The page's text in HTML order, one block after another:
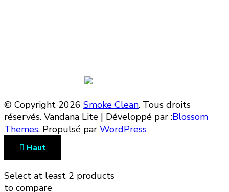
© Copyright 2026 Smoke Clean. Tous droits
réservés. Vandana Lite | Développé par :Blossom
Themes. Propulsé par WordPress
Haut
Select at least 2 products
to compare